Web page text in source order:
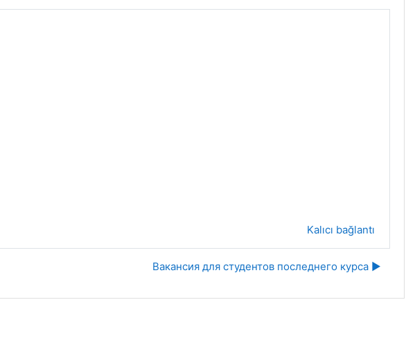
Kalıcı bağlantı
Вакансия для студентов последнего курса ▶︎